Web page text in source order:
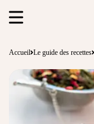
Accueil Le guide des recettes